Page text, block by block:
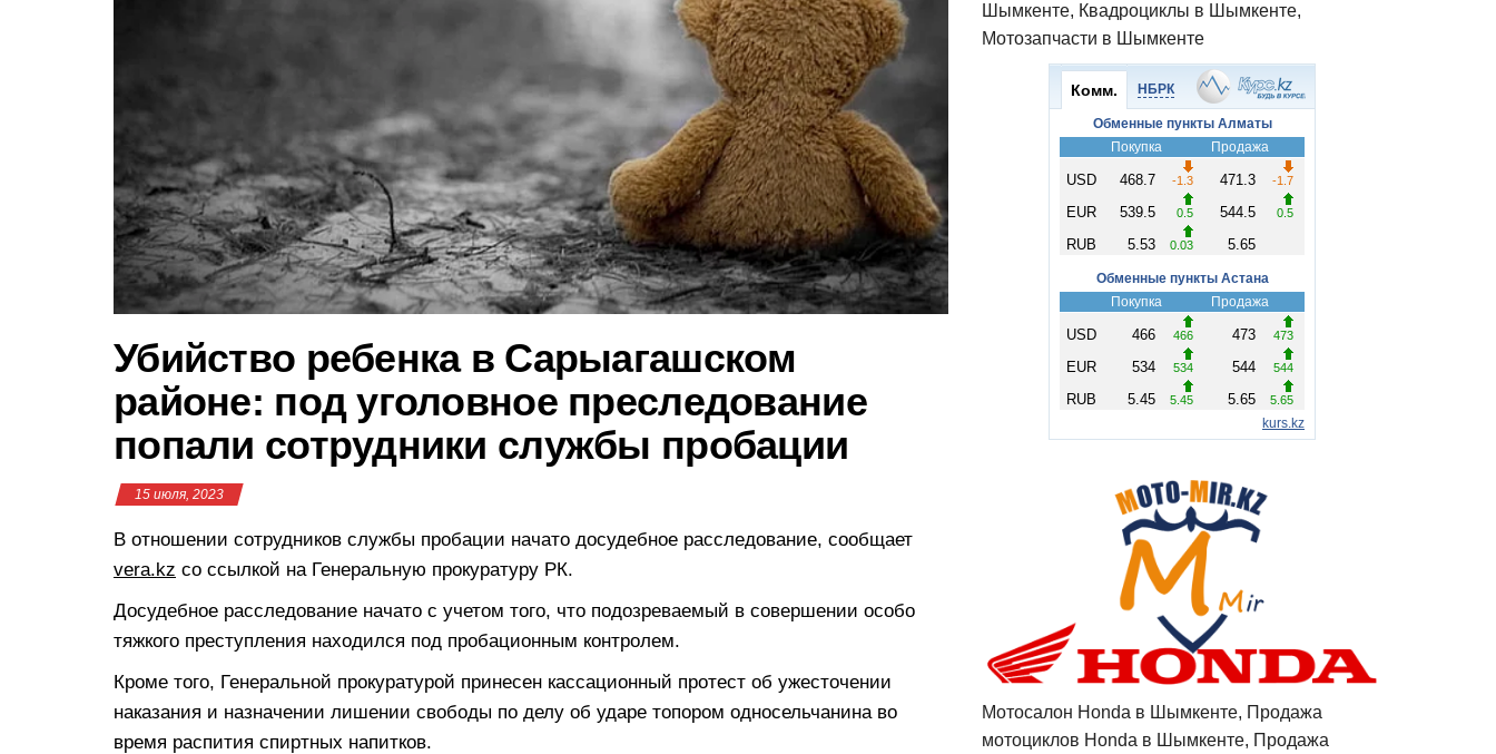
Убийство ребенка в Сарыагашском
районе: под уголовное преследование
попали сотрудники службы пробации
15 июля, 2023
В отношении сотрудников службы пробации начато досудебное расследование, сообщает
vera.kz со ссылкой на Генеральную прокуратуру РК.
Досудебное расследование начато с учетом того, что подозреваемый в совершении особо
тяжкого преступления находился под пробационным контролем.
Кроме того, Генеральной прокуратурой принесен кассационный протест об ужесточении
наказания и назначении лишении свободы по делу об ударе топором односельчанина во
время распития спиртных напитков.
Шымкенте, Квадроциклы в Шымкенте,
Мотозапчасти в Шымкенте
Мотосалон Honda в Шымкенте, Продажа
мотоциклов Honda в Шымкенте, Продажа